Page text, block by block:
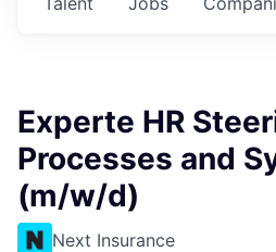
Experte HR
Processes and
(m/w/d)
Next Insurance